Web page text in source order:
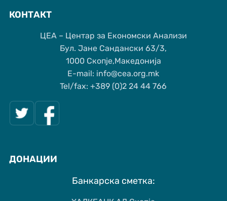
КОНТАКТ
ЦЕА – Центар за Економски Анализи
Бул. Јане Сандански 63/3,
1000 Скопје,Македонија
Е-mail: info@cea.org.mk
Tel/fax: +389 (0)2 24 44 766
ДОНАЦИИ
Банкарска сметка: